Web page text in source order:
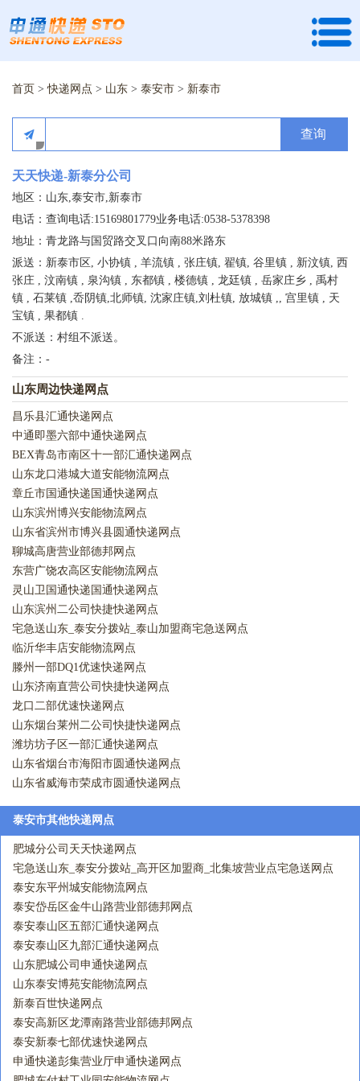
首页 >快递网点 > 山东 > 泰安市 > 新泰市
查询
天天快递-新泰分公司
地区：山东,泰安市,新泰市
电话：查询电话:15169801779业务电话:0538-5378398
地址：青龙路与国贸路交叉口向南88米路东
派送：新泰市区, 小协镇 , 羊流镇 , 张庄镇, 翟镇, 谷里镇 , 新汶镇, 西
张庄 , 汶南镇 , 泉沟镇 , 东都镇 , 楼德镇 , 龙廷镇 , 岳家庄乡 , 禹村
镇 , 石莱镇 ,岙阴镇,北师镇, 沈家庄镇,刘杜镇, 放城镇 ,, 宫里镇 , 天
宝镇 , 果都镇 .
不派送：村组不派送。
备注：-
山东周边快递网点
昌乐县汇通快递网点
中通即墨六部中通快递网点
BEX青岛市南区十一部汇通快递网点
山东龙口港城大道安能物流网点
章丘市国通快递国通快递网点
山东滨州博兴安能物流网点
山东省滨州市博兴县圆通快递网点
聊城高唐营业部德邦网点
东营广饶农高区安能物流网点
灵山卫国通快递国通快递网点
山东滨州二公司快捷快递网点
宅急送山东_泰安分拨站_泰山加盟商宅急送网点
临沂华丰店安能物流网点
滕州一部DQ1优速快递网点
山东济南直营公司快捷快递网点
龙口二部优速快递网点
山东烟台莱州二公司快捷快递网点
潍坊坊子区一部汇通快递网点
山东省烟台市海阳市圆通快递网点
山东省威海市荣成市圆通快递网点
泰安市其他快递网点
肥城分公司天天快递网点
宅急送山东_泰安分拨站_高开区加盟商_北集坡营业点宅急送网点
泰安东平州城安能物流网点
泰安岱岳区金牛山路营业部德邦网点
泰安泰山区五部汇通快递网点
泰安泰山区九部汇通快递网点
山东肥城公司申通快递网点
山东泰安博苑安能物流网点
新泰百世快递网点
泰安高新区龙潭南路营业部德邦网点
泰安新泰七部优速快递网点
申通快递彭集营业厅申通快递网点